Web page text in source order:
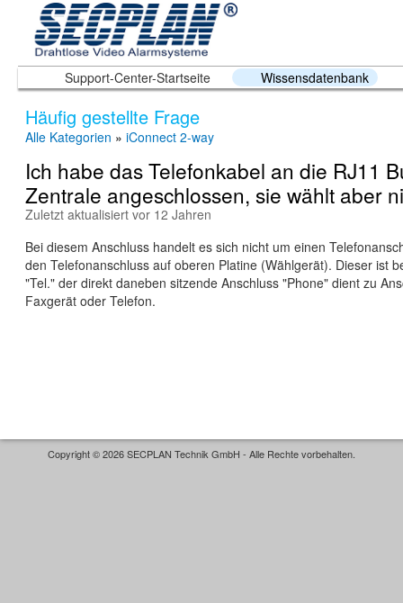
Support-Center-Startseite Wissensdatenbank
Häufig gestellte Frage
Alle Kategorien » iConnect 2-way
Ich habe das Telefonkabel an die RJ11
Zentrale angeschlossen, sie wählt aber
Zuletzt aktualisiert vor 12 Jahren
Bei diesem Anschluss handelt es sich nicht um einen
den Telefonanschluss auf oberen Platine (Wählgerät). Dieser ist
"Tel." der direkt daneben sitzende Anschluss "Phone" dient zu
Faxgerät oder Telefon.
Copyright © 2026 SECPLAN Technik GmbH - Alle Rechte vorbehalten.